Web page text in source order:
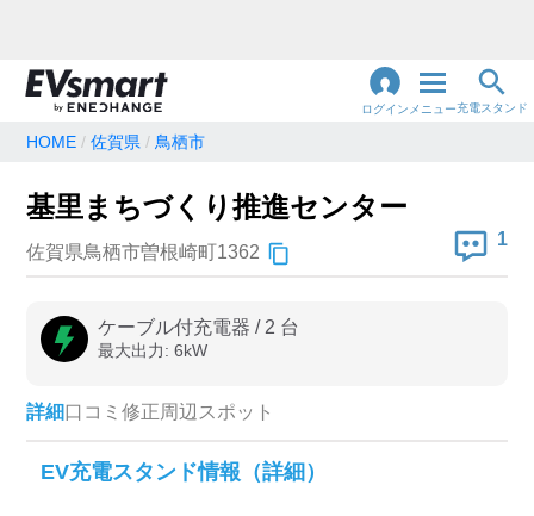
ログイン メニュー充電スタンド
地名・観光スポット・住所で検索
充電器の種類
急速充電器のみ表示
高速道路上のみ表示
認証システム
HOME 佐賀県 鳥栖市
基里まちづくり推進センター
佐賀県鳥栖市曽根崎町1362
1
ケーブル付充電器 / 2 台
最大出力: 6kW
詳細口コミ 修正周辺スポット
EV充電スタンド情報（詳細）